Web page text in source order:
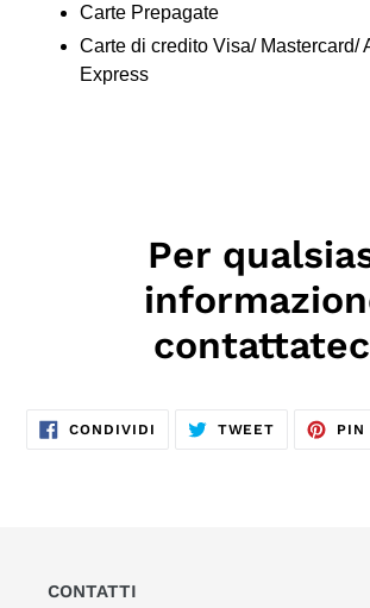
Carte Prepagate
Carte di credito Visa/ Mastercard/
Express
Per
CONDIVIDI CONDIVIDITWEET TWITTA PIN
CONTATTI